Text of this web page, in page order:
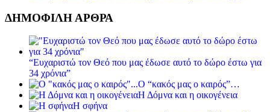
ΔΗΜΟΦΙΛΗ ΑΡΘΡΑ
“Ευχαριστώ τον Θεό που μας έδωσε αυτό το δώρο έστω για
34 χρόνια”
Ο “κακός μας ο καιρός”…
Η Δόμνα και η οικογένεια
Η σφήνα